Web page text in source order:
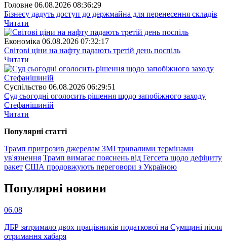
Головне 06.08.2026 08:36:29
Бізнесу дадуть доступ до держмайна для перенесення складів
Читати
Економіка 06.08.2026 07:32:17
Світові ціни на нафту падають третій день поспіль
Читати
Суспiльство 06.08.2026 06:29:51
Суд сьогодні оголосить рішення щодо запобіжного заходу
Стефанішиній
Читати
Популярнi статтi
Трамп пригрозив джерелам ЗМІ тривалими термінами
ув'язнення Трамп вимагає пояснень від Гегсета щодо дефіциту
ракет США продовжують переговори з Україною
Популярнi новини
06.08
ДБР затримало двох працівників податкової на Сумщині після
отримання хабаря